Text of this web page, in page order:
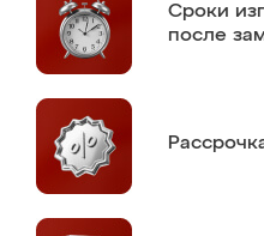
Сроки
после